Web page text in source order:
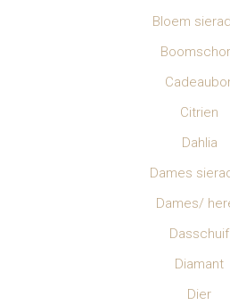
Bloem
Citrien
Dahlia
Dames
Dames/
Dasschuif
Diamant
Dier